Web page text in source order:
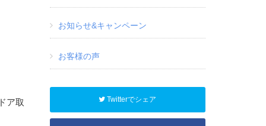
ア取
お知らせ&キャンペーン
お客様の声
Twitterでシェア